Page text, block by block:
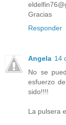
Gracias
Responder
Angela 14
No se
esfuerzo
sido!!!!
La pulsera